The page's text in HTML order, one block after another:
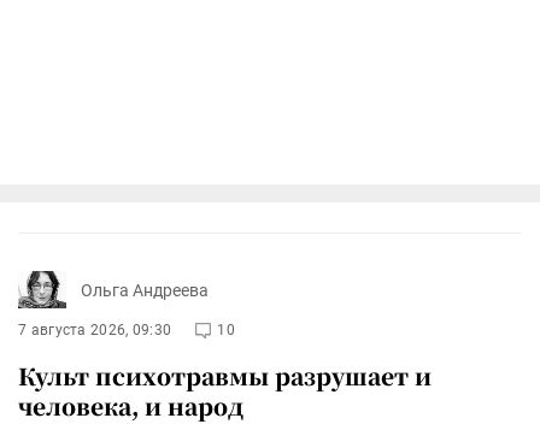
Ольга Андреева
7 августа 2026, 09:30 10
Культ психотравмы разрушает и
человека, и народ